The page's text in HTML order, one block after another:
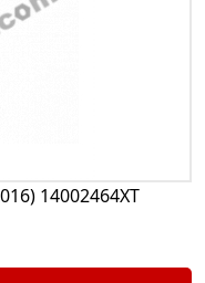
14002464XT